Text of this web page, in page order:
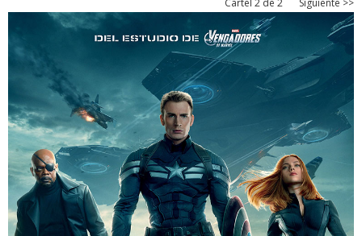
Cartel 2 de 2 Siguiente >>